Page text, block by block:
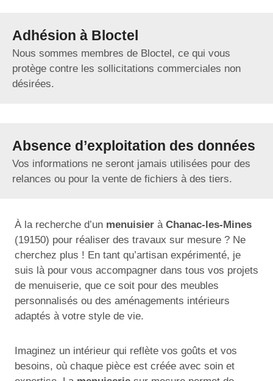
Adhésion à Bloctel
Nous sommes membres de Bloctel, ce qui vous
protège contre les sollicitations commerciales non
désirées.
Absence d’exploitation des données
Vos informations ne seront jamais utilisées pour des
relances ou pour la vente de fichiers à des tiers.
À la recherche d’un menuisier à Chanac-les-Mines
(19150) pour réaliser des travaux sur mesure ? Ne
cherchez plus ! En tant qu’artisan expérimenté, je
suis là pour vous accompagner dans tous vos projets
de menuiserie, que ce soit pour des meubles
personnalisés ou des aménagements intérieurs
adaptés à votre style de vie.
Imaginez un intérieur qui reflète vos goûts et vos
besoins, où chaque pièce est créée avec soin et